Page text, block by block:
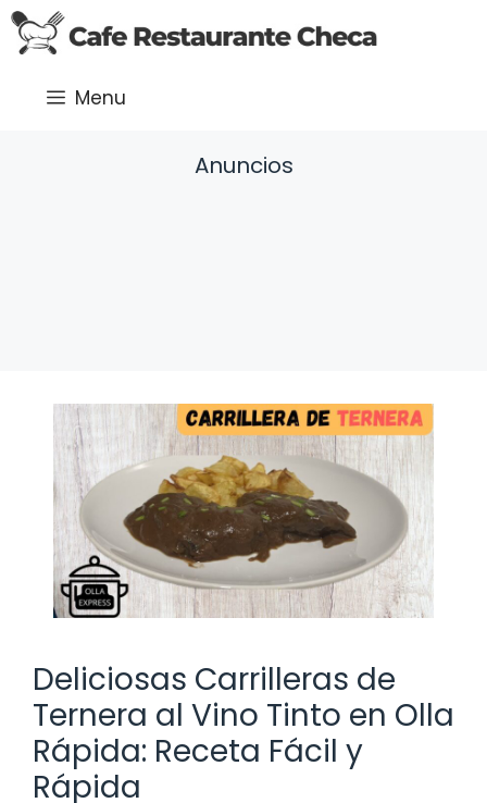
Saltar
al
Menu
Anuncios
Deliciosas Carrilleras de
Ternera al Vino Tinto en Olla
Rápida: Receta Fácil y
Rápida